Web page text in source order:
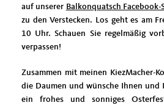
auf unserer Balkonquatsch Facebook-
zu den Verstecken. Los geht es am
10 Uhr. Schauen Sie regelmäßig
verpassen!
Zusammen mit meinen KiezMacher-
die Daumen und wünsche Ihnen und
ein frohes und sonniges